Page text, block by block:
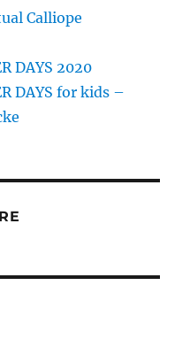
Calliope
DAYS 2020
DAYS for kids –